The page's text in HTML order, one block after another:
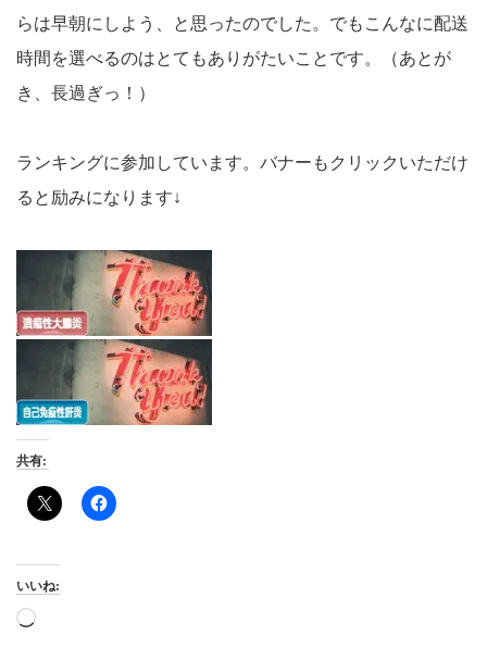
らは早朝にしよう、と思ったのでした。でもこんなに配送
時間を選べるのはとてもありがたいことです。（あとが
き、長過ぎっ！）
ランキングに参加しています。バナーもクリックいただけ
ると励みになります↓
共有:
いいね:
読